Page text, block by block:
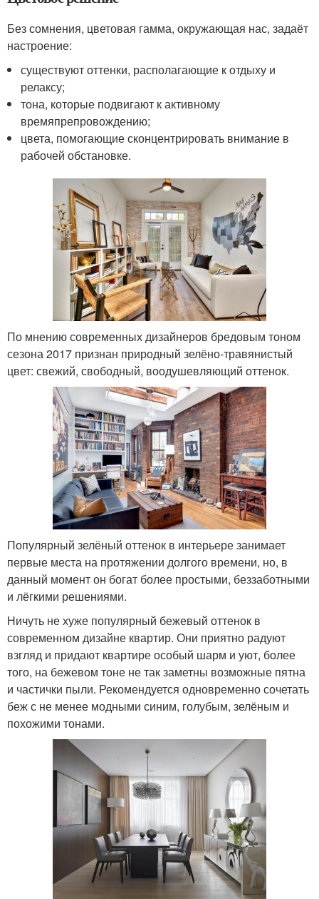
Без сомнения, цветовая гамма, окружающая нас, задаёт
настроение:
существуют оттенки, располагающие к отдыху и
релаксу;
тона, которые подвигают к активному
времяпрепровождению;
цвета, помогающие сконцентрировать внимание в
рабочей обстановке.
По мнению современных дизайнеров бредовым тоном
сезона 2017 признан природный зелёно-травянистый
цвет: свежий, свободный, воодушевляющий оттенок.
Популярный зелёный оттенок в интерьере занимает
первые места на протяжении долгого времени, но, в
данный момент он богат более простыми, беззаботными
и лёгкими решениями.
Ничуть не хуже популярный бежевый оттенок в
современном дизайне квартир. Они приятно радуют
взгляд и придают квартире особый шарм и уют, более
того, на бежевом тоне не так заметны возможные пятна
и частички пыли. Рекомендуется одновременно сочетать
беж с не менее модными синим, голубым, зелёным и
похожими тонами.